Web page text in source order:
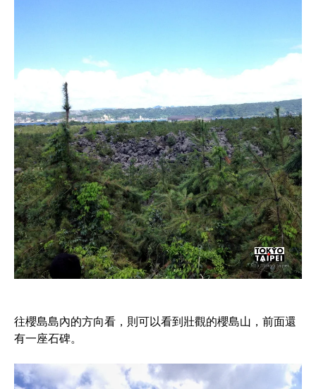
往櫻島島內的方向看，則可以看到壯觀的櫻島山，前面還
有一座石碑。